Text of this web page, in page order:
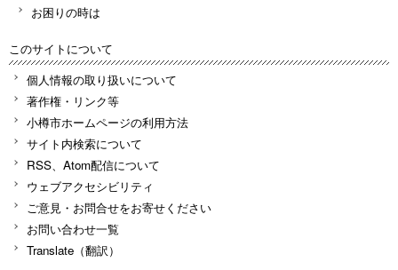
お困りの時は
このサイトについて
個人情報の取り扱いについて
著作権・リンク等
小樽市ホームページの利用方法
サイト内検索について
RSS、Atom配信について
ウェブアクセシビリティ
ご意見・お問合せをお寄せください
お問い合わせ一覧
Translate（翻訳）